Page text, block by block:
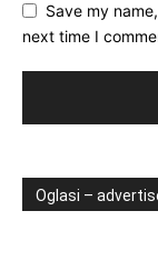
Save my
next time I
Oglasi –